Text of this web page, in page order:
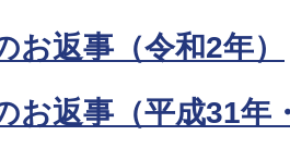
お返事（令和2年）
お返事（平成31年